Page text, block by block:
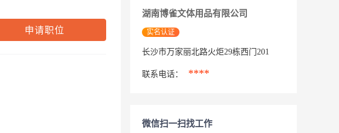
申请职位
湖南博雀文体用品有限公司
实名认证
长沙市万家丽北路火炬29栋西门201
联系电话： ****
微信扫一扫找工作